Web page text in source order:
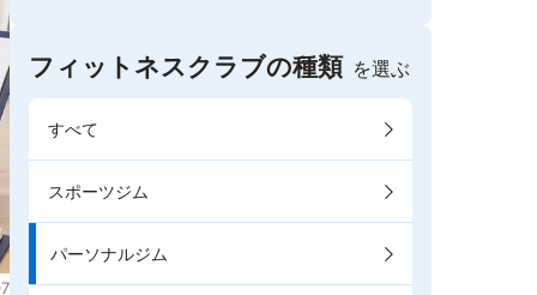
フィットネスクラブの種類 を選ぶ
すべて
スポーツジム
パーソナルジム